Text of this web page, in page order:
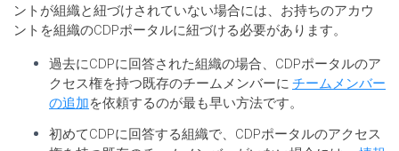
ントが組織と紐づけされていない場合には、お持ちのアカウ
ントを組織のCDPポータルに紐づける必要があります。
過去にCDPに回答された組織の場合、CDPポータルのア
クセス権を持つ既存のチームメンバーに チームメンバー
の追加を依頼するのが最も早い方法です。
初めてCDPに回答する組織で、CDPポータルのアクセス